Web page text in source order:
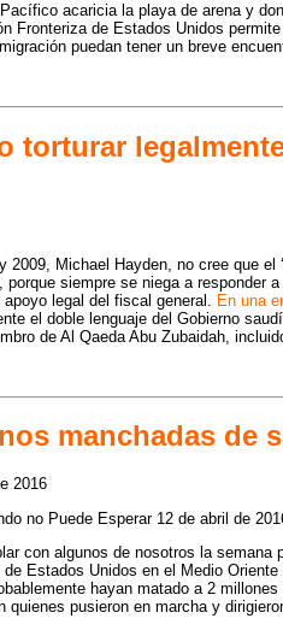
acaricia la playa de arena y
Fronteriza de Estados Unidos
puedan tener un breve
torturar
2009, Michael Hayden, no cree que el
siempre se niega a responder
legal del fiscal general.
En una
el doble lenguaje del Gobierno
de Al Qaeda Abu Zubaidah,
manchadas de
2016
no Puede Esperar 12 de abril de
con algunos de nosotros la
de Estados Unidos en el Medio
hayan matado a 2
quienes pusieron en marcha y